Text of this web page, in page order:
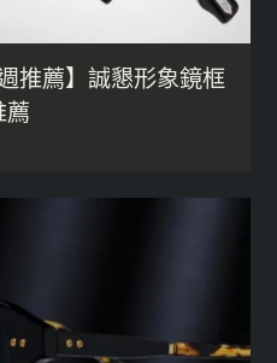
推薦】誠懇形象鏡框
薦